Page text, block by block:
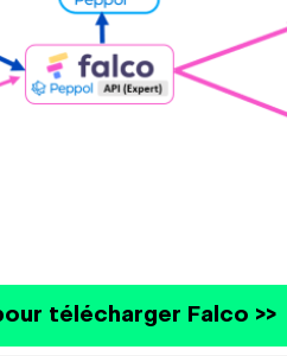
télécharger Falco >>